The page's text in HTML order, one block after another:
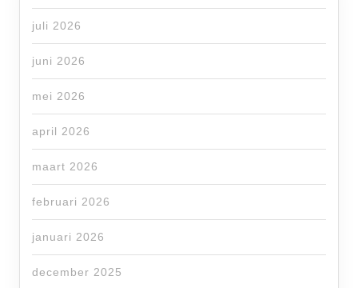
juli 2026
juni 2026
mei 2026
april 2026
maart 2026
februari 2026
januari 2026
december 2025